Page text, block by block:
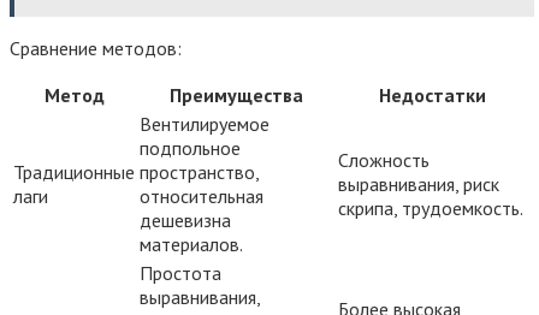
Сравнение методов:
Метод
Преимущества Недостатки
Традиционные
лаги
Вентилируемое
подпольное
пространство,
относительная
дешевизна
материалов.
Сложность
выравнивания, риск
скрипа, трудоемкость.
Простота
выравнивания,
Более высокая